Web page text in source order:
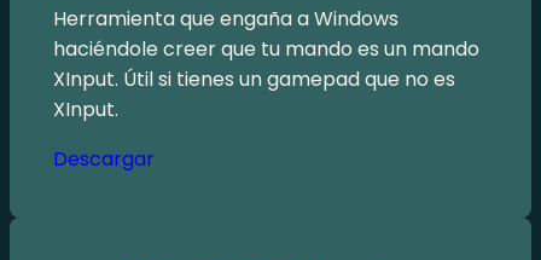
Herramienta que engaña a Windows
haciéndole creer que tu mando es un mando
XInput. Útil si tienes un gamepad que no es
XInput.
Descargar